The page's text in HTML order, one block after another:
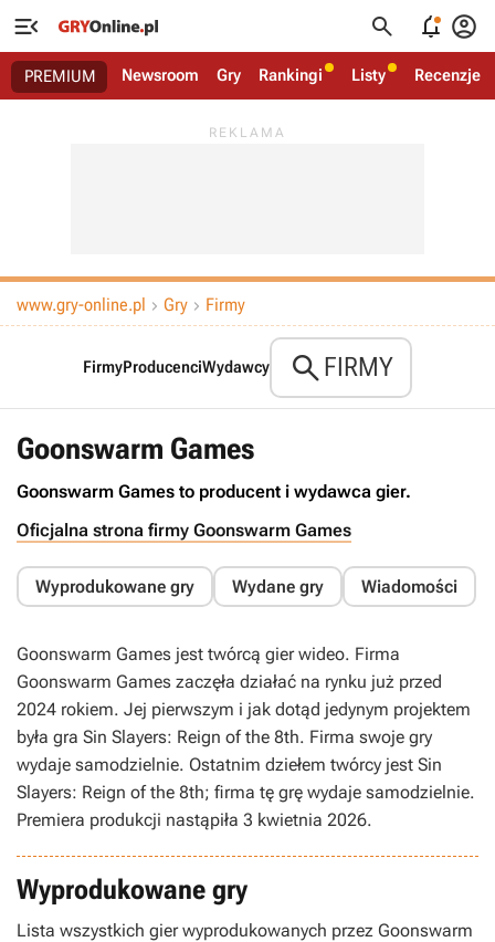
   
PREMIUM Newsroom Gry Rankingi Listy Recenzje
www.gry-online.pl  Gry  Firmy
FirmyProducenciWydawcy FIRMY
Goonswarm Games
Goonswarm Games to producent i wydawca gier.
Oficjalna strona firmy Goonswarm Games
Wyprodukowane gry Wydane gry Wiadomości
Goonswarm Games jest twórcą gier wideo. Firma
Goonswarm Games zaczęła działać na rynku już przed
2024 rokiem. Jej pierwszym i jak dotąd jedynym projektem
była gra Sin Slayers: Reign of the 8th. Firma swoje gry
wydaje samodzielnie. Ostatnim dziełem twórcy jest Sin
Slayers: Reign of the 8th; firma tę grę wydaje samodzielnie.
Premiera produkcji nastąpiła 3 kwietnia 2026.
Wyprodukowane gry
Lista wszystkich gier wyprodukowanych przez Goonswarm